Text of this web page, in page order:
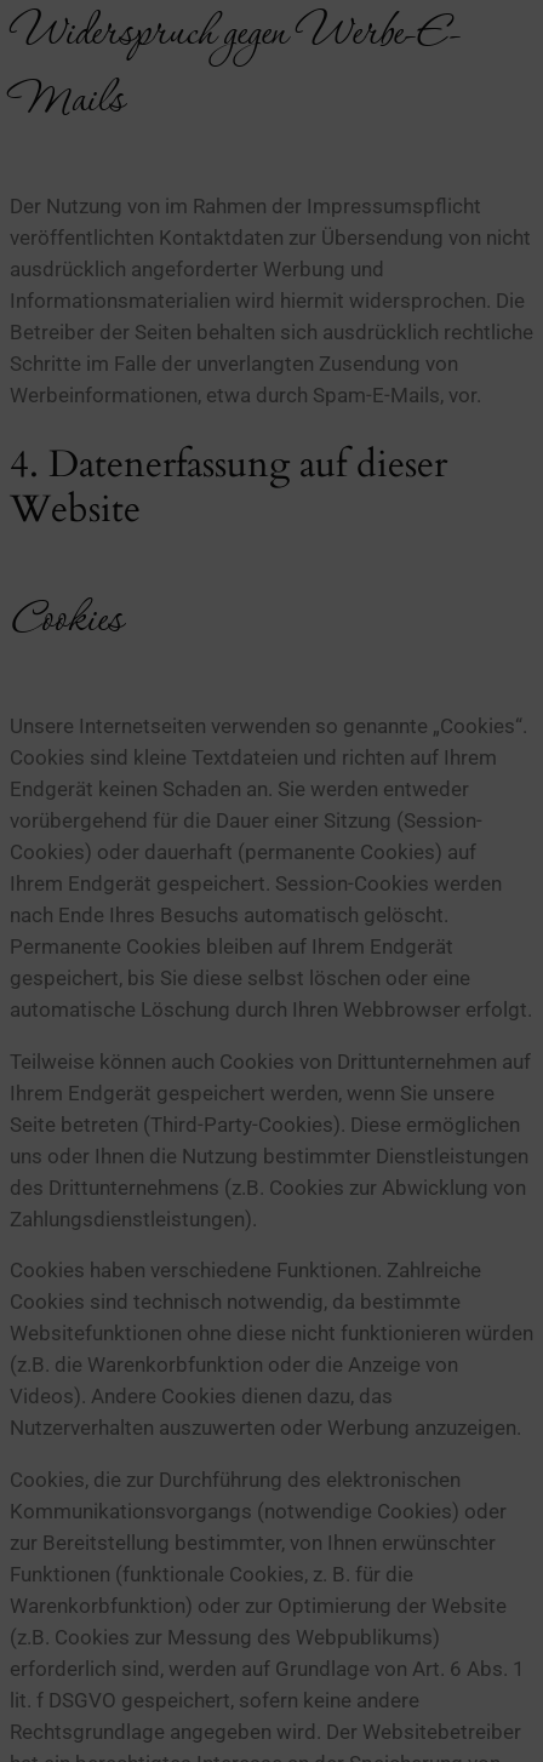
Widerspruch gegen Werbe-E-
Mails
Der Nutzung von im Rahmen der Impressumspflicht
veröffentlichten Kontaktdaten zur Übersendung von nicht
ausdrücklich angeforderter Werbung und
Informationsmaterialien wird hiermit widersprochen. Die
Betreiber der Seiten behalten sich ausdrücklich rechtliche
Schritte im Falle der unverlangten Zusendung von
Werbeinformationen, etwa durch Spam-E-Mails, vor.
4. Datenerfassung auf dieser
Website
Cookies
Unsere Internetseiten verwenden so genannte „Cookies“.
Cookies sind kleine Textdateien und richten auf Ihrem
Endgerät keinen Schaden an. Sie werden entweder
vorübergehend für die Dauer einer Sitzung (Session-
Cookies) oder dauerhaft (permanente Cookies) auf
Ihrem Endgerät gespeichert. Session-Cookies werden
nach Ende Ihres Besuchs automatisch gelöscht.
Permanente Cookies bleiben auf Ihrem Endgerät
gespeichert, bis Sie diese selbst löschen oder eine
automatische Löschung durch Ihren Webbrowser erfolgt.
Teilweise können auch Cookies von Drittunternehmen auf
Ihrem Endgerät gespeichert werden, wenn Sie unsere
Seite betreten (Third-Party-Cookies). Diese ermöglichen
uns oder Ihnen die Nutzung bestimmter Dienstleistungen
des Drittunternehmens (z.B. Cookies zur Abwicklung von
Zahlungsdienstleistungen).
Cookies haben verschiedene Funktionen. Zahlreiche
Cookies sind technisch notwendig, da bestimmte
Websitefunktionen ohne diese nicht funktionieren würden
(z.B. die Warenkorbfunktion oder die Anzeige von
Videos). Andere Cookies dienen dazu, das
Nutzerverhalten auszuwerten oder Werbung anzuzeigen.
Cookies, die zur Durchführung des elektronischen
Kommunikationsvorgangs (notwendige Cookies) oder
zur Bereitstellung bestimmter, von Ihnen erwünschter
Funktionen (funktionale Cookies, z. B. für die
Warenkorbfunktion) oder zur Optimierung der Website
(z.B. Cookies zur Messung des Webpublikums)
erforderlich sind, werden auf Grundlage von Art. 6 Abs. 1
lit. f DSGVO gespeichert, sofern keine andere
Rechtsgrundlage angegeben wird. Der Websitebetreiber